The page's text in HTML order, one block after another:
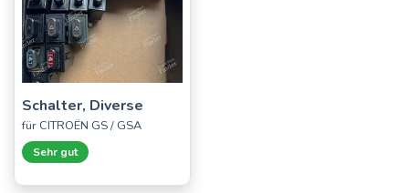
Schalter, Diverse
für CITROËN GS / GSA
Sehr gut